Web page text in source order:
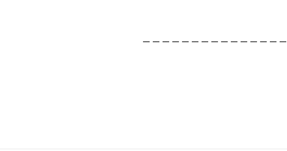
– – – – – – – – – – – – – – –